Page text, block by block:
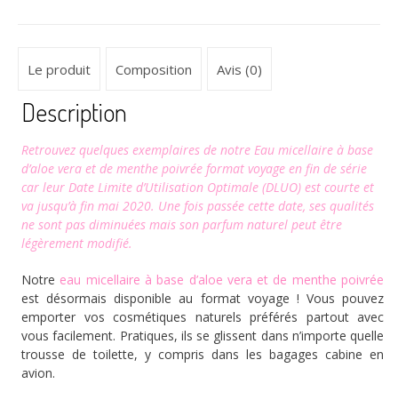
Le produit Composition Avis (0)
Description
Retrouvez quelques exemplaires de notre Eau micellaire à base
d’aloe vera et de menthe poivrée format voyage en fin de série
car leur Date Limite d’Utilisation Optimale (DLUO) est courte et
va jusqu’à fin mai 2020. Une fois passée cette date, ses qualités
ne sont pas diminuées mais son parfum naturel peut être
légèrement modifié.
Notre eau micellaire à base d’aloe vera et de menthe poivrée
est désormais disponible au format voyage ! Vous pouvez
emporter vos cosmétiques naturels préférés partout avec
vous facilement. Pratiques, ils se glissent dans n’importe quelle
trousse de toilette, y compris dans les bagages cabine en
avion.